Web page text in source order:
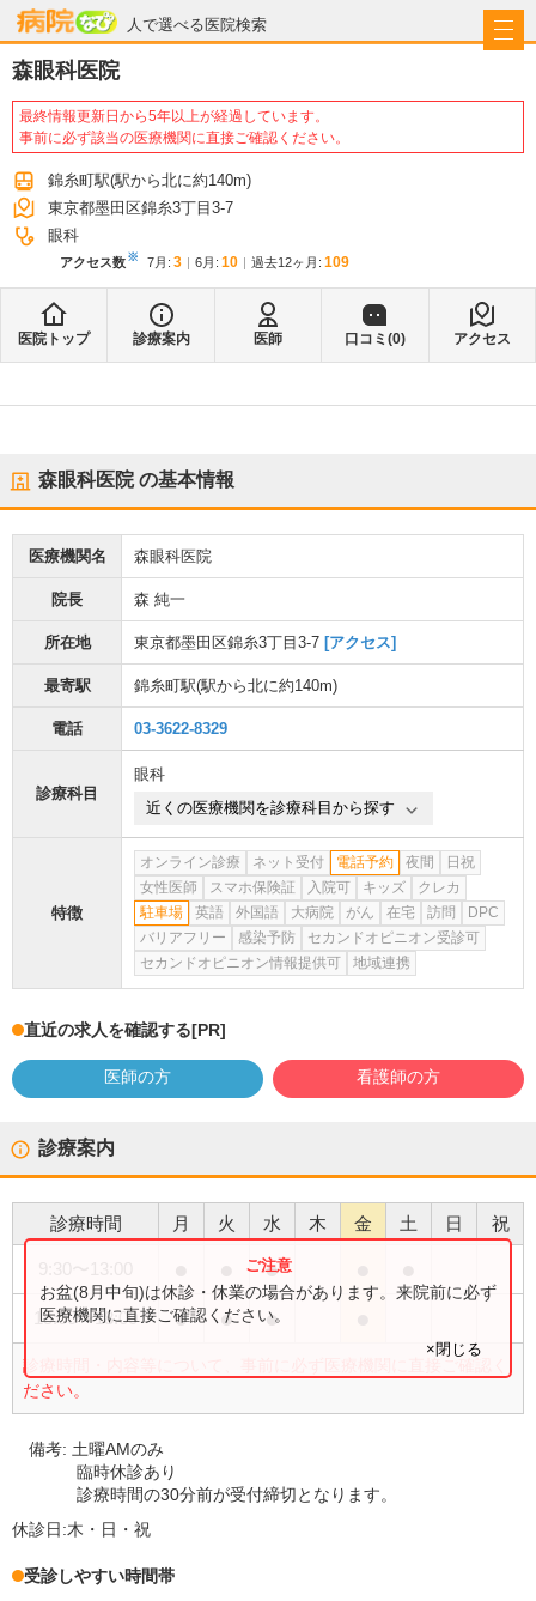
人で選べる医院検索
病院なび
森眼科医院
最終情報更新日から5年以上が経過しています。
事前に必ず該当の医療機関に直接ご確認ください。
錦糸町駅(駅から北に約140m)
東京都墨田区錦糸3丁目3-7
眼科
アクセス数※ 7月 : 3 6月 : 10 過去12ヶ月: 109
医院トップ 診療案内 医師 口コミ(0) アクセス
森眼科医院の基本情報
医療機関名 森眼科医院
院長 森 純一
所在地 東京都墨田区錦糸3丁目3-7 [アクセス]
最寄駅 錦糸町駅(駅から北に約140m)
電話 03-3622-8329
診療科目
眼科
近くの医療機関を診療科目から探す
特徴
オンライン診療 ネット受付 電話予約 夜間
日祝
女性医師
スマホ保険証 入院可 キッズ
クレカ
駐車場
英語 外国語 大病院 がん 在宅 訪問
DPC
バリアフリー
感染予防
セカンドオピニオン受診可
セカンドオピニオン情報提供可
地域連携
直近の求人を確認する[PR]
医師の方 看護師の方
診療案内
診療時間 月 火 水 木 金 土 日 祝
●
15:00〜18:00 ● ● ●
診療時間・内容等について、事前に必ず医療機関に直接ご確認く
ださい。
お盆(8月中旬)は休診・休業の場合があります。来院前に必ず
医療機関に直接ご確認ください。
×閉じる
備考: 土曜AMのみ
臨時休診あり
診療時間の30分前が受付締切となります。
休診日:木・日・祝
受診しやすい時間帯